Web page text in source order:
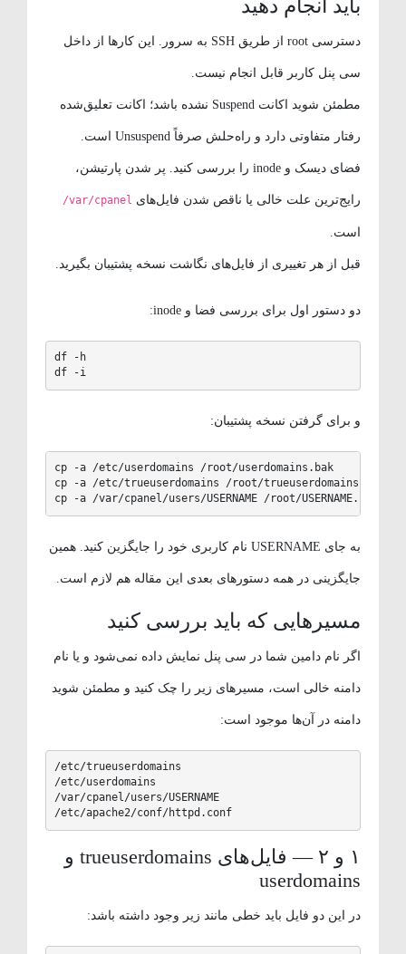
باید انجام دهید
دسترسی root از طریق SSH به سرور. این کارها از داخل
سی پنل کاربر قابل انجام نیست.
مطمئن شوید اکانت Suspend نشده باشد؛ اکانت تعلیق‌شده
رفتار متفاوتی دارد و راه‌حلش صرفاً Unsuspend است.
فضای دیسک و inode را بررسی کنید. پر شدن پارتیشن،
رایج‌ترین علت خالی یا ناقص شدن فایل‌های/var/cpanel
است.
قبل از هر تغییری از فایل‌های نگاشت نسخه پشتیبان بگیرید.
دو دستور اول برای بررسی فضا و inode:
df -h
df -i
و برای گرفتن نسخه پشتیبان:
cp -a /etc/userdomains /root/userdomains.bak
cp -a /etc/trueuserdomains /root/trueuserdomains.bak
cp -a /var/cpanel/users/USERNAME /root/USERNAME.bak
به جای USERNAME نام کاربری خود را جایگزین کنید. همین
جایگزینی در همه دستورهای بعدی این مقاله هم لازم است.
مسیرهایی که باید بررسی کنید
اگر نام دامین شما در سی پنل نمایش داده نمی‌شود و یا نام
دامنه خالی است، مسیرهای زیر را چک کنید و مطمئن شوید
دامنه در آن‌ها موجود است:
/etc/trueuserdomains
/etc/userdomains
/var/cpanel/users/USERNAME
/etc/apache2/conf/httpd.conf
۱ و ۲ — فایل‌های trueuserdomains و
userdomains
در این دو فایل باید خطی مانند زیر وجود داشته باشد: